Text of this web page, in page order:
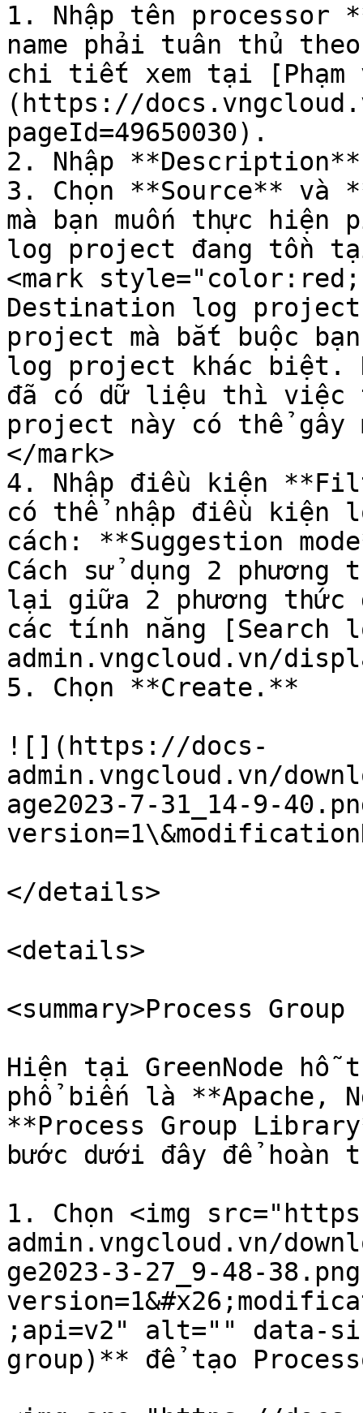
1. Nhập tên processor
name phải tuân thủ
chi tiết xem tại
(https://
pageId=49650030).
2. Nhập
3. Chọn **Source**
mà bạn muốn thực
log project đang tồn
<mark
Destination log
project mà bắt buộc
log project khác biệt.
đã có dữ liệu thì việc
project này có thể gây
</mark>
4. Nhập điều kiện
có thể nhập điều kiện
cách: **Suggestion
Cách sử dụng 2 phương
lại giữa 2 phương thức
các tính năng [Search
admin.vngcloud.vn/
5. Chọn **Create.**
![](https://docs-
admin.vngcloud.vn/
age2023-7-31_14-9-
</details>
<details>
<summary>Process
Hiện tại GreenNode hỗ
phổ biến là **Apache,
**Process Group
bước dưới đây để hoàn
1. Chọn <img
admin.vngcloud.vn/
ge2023-3-27_9-48-
;api=v2" alt="" data-
group)** để tạo